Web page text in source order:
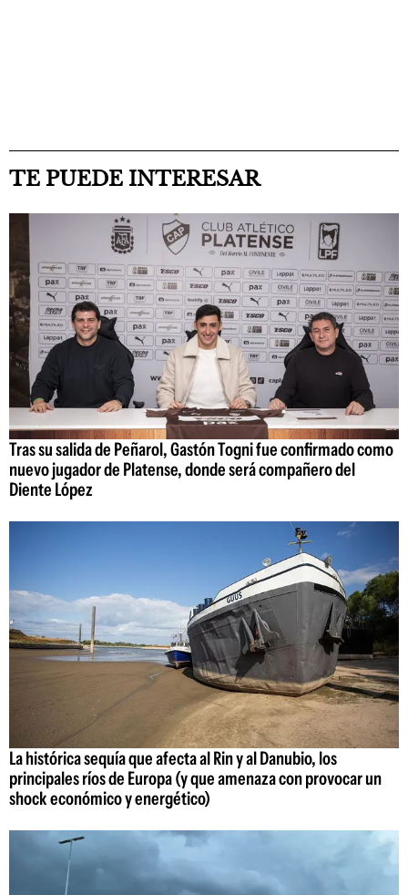
TE PUEDE INTERESAR
Tras su salida de Peñarol, Gastón Togni fue confirmado como
nuevo jugador de Platense, donde será compañero del
Diente López
La histórica sequía que afecta al Rin y al Danubio, los
principales ríos de Europa (y que amenaza con provocar un
shock económico y energético)